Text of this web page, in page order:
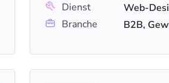
Dienst
Web-
Branche
B2B,